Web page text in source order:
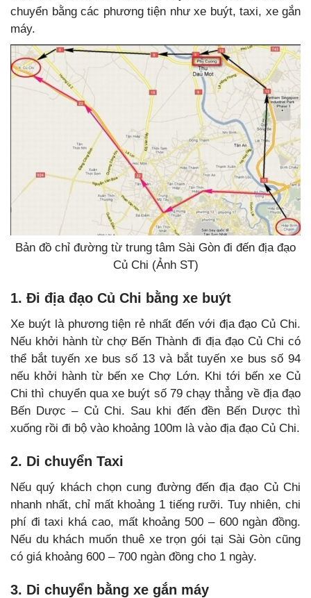
chuyển bằng các phương tiện như xe buýt, taxi, xe gắn
máy.
Bản đồ chỉ đường từ trung tâm Sài Gòn đi đến địa đạo
Củ Chi (Ảnh ST)
1. Đi địa đạo Củ Chi bằng xe buýt
Xe buýt là phương tiện rẻ nhất đến với địa đạo Củ Chi.
Nếu khởi hành từ chợ Bến Thành đi địa đạo Củ Chi có
thể bắt tuyến xe bus số 13 và bắt tuyến xe bus số 94
nếu khởi hành từ bến xe Chợ Lớn. Khi tới bến xe Củ
Chi thì chuyển qua xe buýt số 79 chạy thẳng về địa đạo
Bến Dược – Củ Chi. Sau khi đến đền Bến Dược thì
xuống rồi đi bộ vào khoảng 100m là vào địa đạo Củ Chi.
2. Di chuyển Taxi
Nếu quý khách chọn cung đường đến địa đạo Củ Chi
nhanh nhất, chỉ mất khoảng 1 tiếng rưỡi. Tuy nhiên, chi
phí đi taxi khá cao, mất khoảng 500 – 600 ngàn đồng.
Nếu du khách muốn thuê xe trọn gói tại Sài Gòn cũng
có giá khoảng 600 – 700 ngàn đồng cho 1 ngày.
3. Di chuyển bằng xe gắn máy